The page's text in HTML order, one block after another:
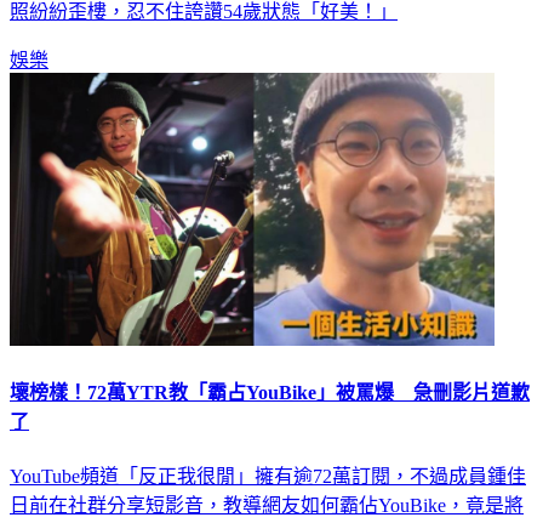
照紛紛歪樓，忍不住誇讚54歲狀態「好美！」
娛樂
壞榜樣！72萬YTR教「霸占YouBike」被罵爆 急刪影片道歉
了
YouTube頻道「反正我很閒」擁有逾72萬訂閱，不過成員鍾佳
日前在社群分享短影音，教導網友如何霸佔YouBike，竟是將